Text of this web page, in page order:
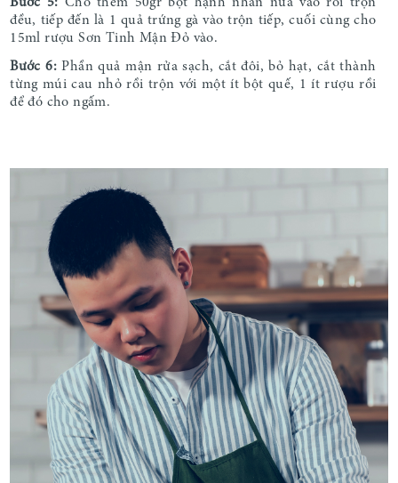
đều, tiếp đến là 1 quả trứng gà vào trộn tiếp, cuối cùng cho
15ml rượu Sơn Tinh Mận Đỏ vào.
Bước 6: Phần quả mận rửa sạch, cắt đôi, bỏ hạt, cắt thành
từng múi cau nhỏ rồi trộn với một ít bột quế, 1 ít rượu rồi
để đó cho ngấm.